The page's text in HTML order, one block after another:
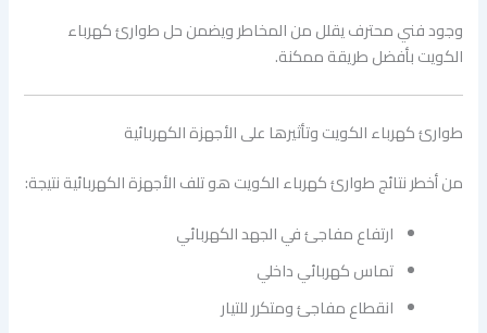
وجود فني محترف يقلل من المخاطر ويضمن حل طوارئ كهرباء
الكويت بأفضل طريقة ممكنة.
طوارئ كهرباء الكويت وتأثيرها على الأجهزة الكهربائية
من أخطر نتائج طوارئ كهرباء الكويت هو تلف الأجهزة الكهربائية نتيجة:
ارتفاع مفاجئ في الجهد الكهربائي
تماس كهربائي داخلي
انقطاع مفاجئ ومتكرر للتيار